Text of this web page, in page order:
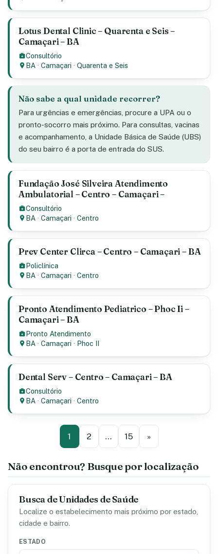
Lotus Dental Clinic – Quarenta e Seis –
Camaçari – BA
Consultório
BA ·Camaçari ·Quarenta e Seis
Não sabe a qual unidade recorrer?
Para urgências e emergências, procure a UPA ou o
pronto-socorro mais próximo. Para consultas, vacinas
e acompanhamento, a Unidade Básica de Saúde (UBS)
do seu bairro é a porta de entrada do SUS.
Fundação José Silveira Atendimento
Ambulatorial – Centro – Camaçari –
Consultório
BA ·Camaçari ·Centro
Prev Center Clirca – Centro – Camaçari – BA
Policlínica
BA ·Camaçari ·Centro
Pronto Atendimento Pediatrico – Phoc Ii –
Camaçari – BA
Pronto Atendimento
BA ·Camaçari · Phoc II
Dental Serv – Centro – Camaçari – BA
Consultório
BA ·Camaçari ·Centro
1 2 … 15 »
Não encontrou? Busque por localização
Busca de Unidades de Saúde
Localize o estabelecimento mais próximo por estado,
cidade e bairro.
ESTADO